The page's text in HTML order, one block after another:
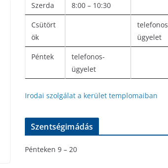
Szerda 8:00 – 10:30
Csütört
ök
telefonos
ügyelet
Péntek
telefonos-
ügyelet
Irodai szolgálat a kerület templomaiban
Szentségimádás
Pénteken 9 – 20